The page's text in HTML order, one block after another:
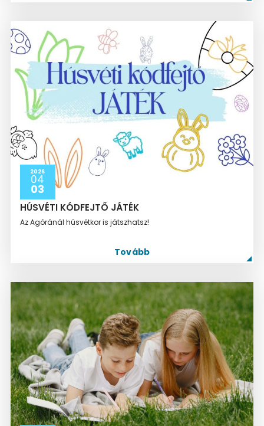
2026
04
03
HÚSVÉTI KÓDFEJTŐ JÁTÉK
Az Agóránál húsvétkor is játszhatsz!
Tovább